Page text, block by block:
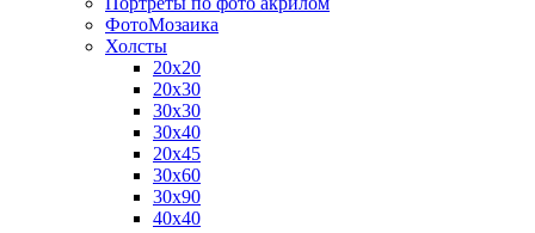
ФотоМозаика
Холсты
20х20
20х30
30х30
30х40
20х45
30х60
30х90
40х40